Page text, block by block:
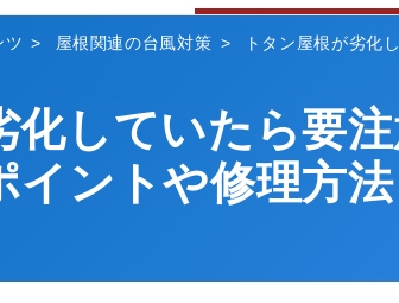
ツ 屋根関連の台風対策 トタン屋根が劣化
化していたら要
イントや修理方法